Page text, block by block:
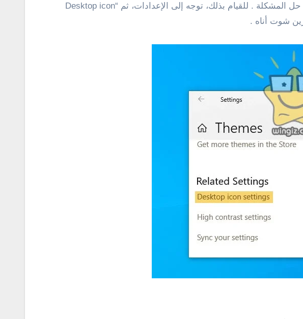
قال دعم شركة مايكروسوفت أن استعادة رموز سطح المكتب الافتراضية من الممكن أن تساعد في حل المشكلة . للقيام بذلك، توجه إلى الإعدادات، ثم “Desktop icon